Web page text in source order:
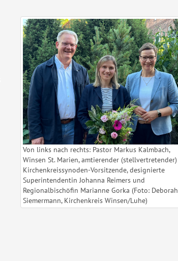
Von links nach rechts: Pastor Markus Kalmbach,
Winsen St. Marien, amtierender (stellvertretender)
Kirchenkreissynoden-Vorsitzende, designierte
Superintendentin Johanna Reimers und
Regionalbischöfin Marianne Gorka (Foto: Deborah
Siemermann, Kirchenkreis Winsen/Luhe)